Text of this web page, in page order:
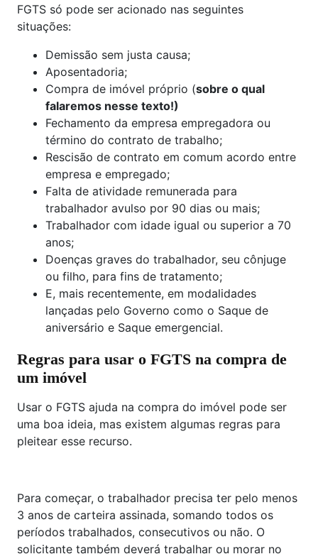
FGTS só pode ser acionado nas seguintes
situações:
Demissão sem justa causa;
Aposentadoria;
Compra de imóvel próprio (sobre o qual
falaremos nesse texto!)
Fechamento da empresa empregadora ou
término do contrato de trabalho;
Rescisão de contrato em comum acordo entre
empresa e empregado;
Falta de atividade remunerada para
trabalhador avulso por 90 dias ou mais;
Trabalhador com idade igual ou superior a 70
anos;
Doenças graves do trabalhador, seu cônjuge
ou filho, para fins de tratamento;
E, mais recentemente, em modalidades
lançadas pelo Governo como o Saque de
aniversário e Saque emergencial.
Regras para usar o FGTS na compra de
um imóvel
Usar o FGTS ajuda na compra do imóvel pode ser
uma boa ideia, mas existem algumas regras para
pleitear esse recurso.
Para começar, o trabalhador precisa ter pelo menos
3 anos de carteira assinada, somando todos os
períodos trabalhados, consecutivos ou não. O
solicitante também deverá trabalhar ou morar no